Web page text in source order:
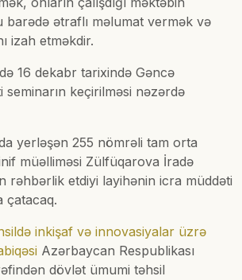
barədə ətraflı məlumat vermək və
izah etməkdir.
16 dekabr tarixində Gəncə
seminarın keçirilməsi nəzərdə
yerləşən 255 nömrəli tam orta
müəlliməsi Zülfüqarova İradə
rəhbərlik etdiyi layihənin icra müddəti
çatacaq.
inkişaf və innovasiyalar üzrə
Azərbaycan Respublikası
dövlət ümumi təhsil